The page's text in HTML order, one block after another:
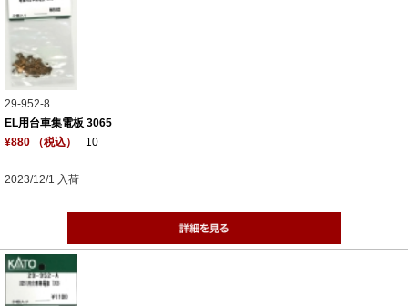
29-952-8
EL用台車集電板 3065
¥880 （税込）
10
2023/12/1 入荷